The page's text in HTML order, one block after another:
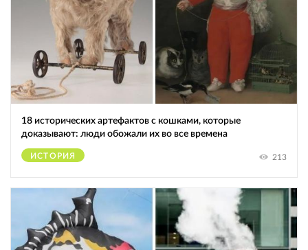
18 исторических артефактов с кошками, которые
доказывают: люди обожали их во все времена
ИСТОРИЯ 213